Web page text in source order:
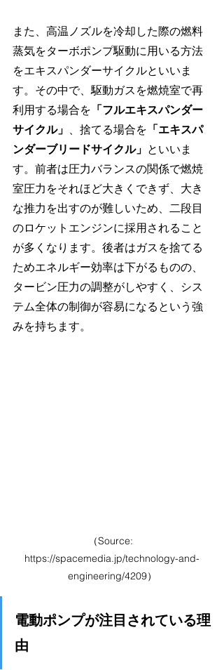
また、高温ノズルを冷却した際の燃料
蒸気をターボポンプ駆動に用いる方法
をエキスパンダーサイクルといいま
す。その中で、駆動ガスを燃焼室で再
利用する場合を 「フルエキスパンダー
サイクル」 、捨てる場合を 「エキスパ
ンダーブリードサイクル」 といいま
す。前者は圧力バランスの関係で燃焼
室圧力をそれほど大きくできず、大き
な推力を出すのが難しいため、二段目
のロケットエンジンに採用されること
が多くなります。後者はガスを捨てる
ためエネルギー効率は下がるものの、
タービン圧力の調整がしやすく、シス
テム全体の制御が容易になるという強
みを持ちます。
（Source:
https://spacemedia.jp/technology-and-
engineering/4209）
電動ポンプが注目されている理
由